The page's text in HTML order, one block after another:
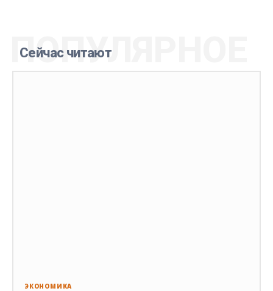
Сейчас читают
ПОПУЛЯРНОЕ
ЭКОНОМИКА